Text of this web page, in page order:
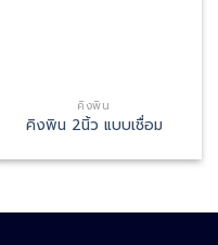
คิงพิน
คิงพิน 2นิ้ว แบบเชื่อม